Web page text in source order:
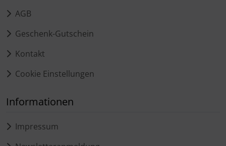
AGB
Geschenk-Gutschein
Kontakt
Cookie Einstellungen
Informationen
Impressum